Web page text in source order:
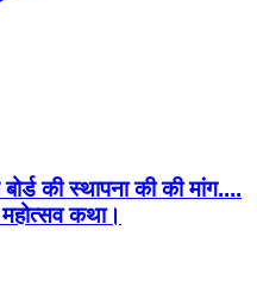
की स्थापना की की मांग....
कथा।